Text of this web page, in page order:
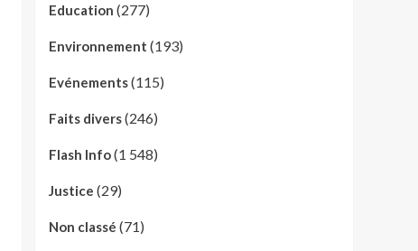
Education (277)
Environnement (193)
Evénements(115)
Faits divers(246)
Flash Info(1 548)
Justice (29)
Non classé (71)